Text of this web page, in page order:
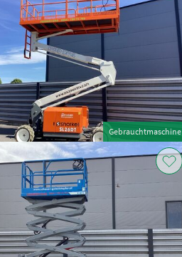
Gebrauchtmaschine